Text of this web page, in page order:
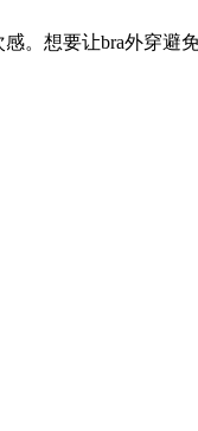
想要让bra外穿避